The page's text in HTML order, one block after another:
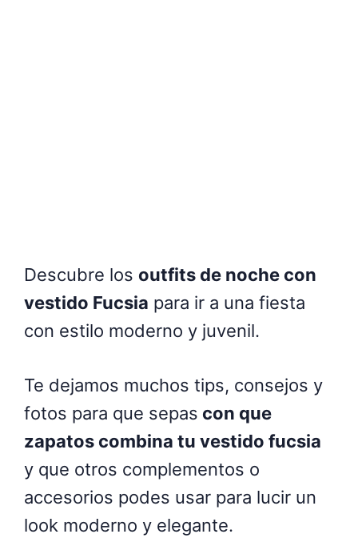
Descubre los outfits de noche con
vestido Fucsia para ir a una fiesta
con estilo moderno y juvenil.
Te dejamos muchos tips, consejos y
fotos para que sepas con que
zapatos combina tu vestido fucsia
y que otros complementos o
accesorios podes usar para lucir un
look moderno y elegante.